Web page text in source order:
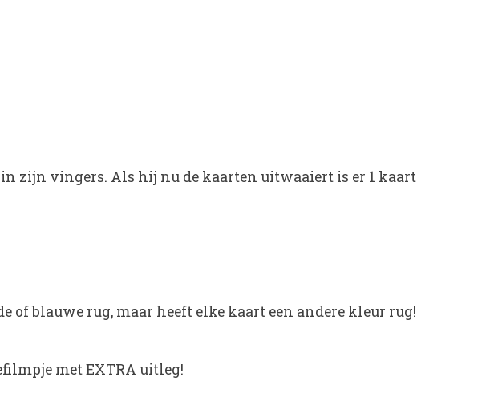
zijn vingers. Als hij nu de kaarten uitwaaiert is er 1 kaart
of blauwe rug, maar heeft elke kaart een andere kleur rug!
met EXTRA uitleg!